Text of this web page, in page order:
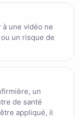
une vidéo ne
un risque de
un
de santé
appliqué, il